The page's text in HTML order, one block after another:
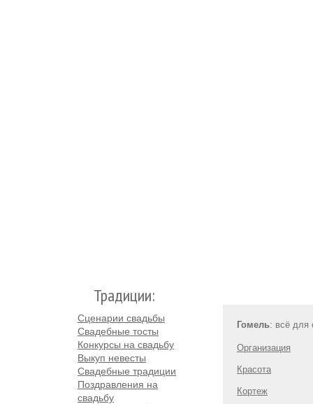
Традиции:
Сценарии свадьбы
Свадебные тосты
Конкурсы на свадьбу
Выкуп невесты
Свадебные традиции
Поздравления на
свадьбу
Гомель: всё для
Организация
Красота
Кортеж